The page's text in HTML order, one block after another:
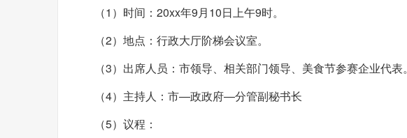
（1）时间：20xx年9月10日上午9时。
（2）地点：行政大厅阶梯会议室。
（3）出席人员：市领导、相关部门领导、美食节参赛企业代表。
（4）主持人：市—政政府—分管副秘书长
（5）议程：